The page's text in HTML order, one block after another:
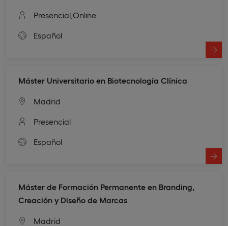
Presencial, Online
Español
Máster Universitario en Biotecnología Clínica
Madrid
Presencial
Español
Máster de Formación Permanente en Branding,
Creación y Diseño de Marcas
Madrid